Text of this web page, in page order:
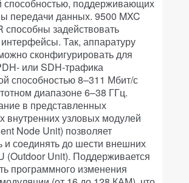
способностью, поддерживающих
передачи данных. 9500 MXC
способны задействовать
Так, аппаратуру
сконфигурировать для
или SDH-трафика
способностью 8–311 Мбит/с
диапазоне 6–38 ГГц.
в представленных
внутренних узловых модулей
Node Unit) позволяет
и соединять до шести внешних
(Outdoor Unit). Поддерживается
программного изменения